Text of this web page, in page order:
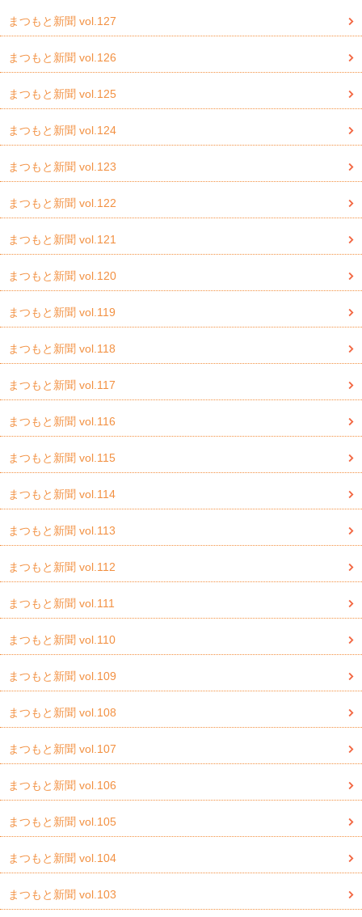
まつもと新聞 vol.127
まつもと新聞 vol.126
まつもと新聞 vol.125
まつもと新聞 vol.124
まつもと新聞 vol.123
まつもと新聞 vol.122
まつもと新聞 vol.121
まつもと新聞 vol.120
まつもと新聞 vol.119
まつもと新聞 vol.118
まつもと新聞 vol.117
まつもと新聞 vol.116
まつもと新聞 vol.115
まつもと新聞 vol.114
まつもと新聞 vol.113
まつもと新聞 vol.112
まつもと新聞 vol.111
まつもと新聞 vol.110
まつもと新聞 vol.109
まつもと新聞 vol.108
まつもと新聞 vol.107
まつもと新聞 vol.106
まつもと新聞 vol.105
まつもと新聞 vol.104
まつもと新聞 vol.103